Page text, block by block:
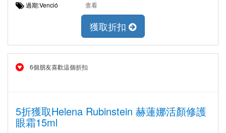
過期:Venció 查看
獲取折扣
6個朋友喜歡這個折扣
5折獲取Helena Rubinstein 赫蓮娜活顏修護
眼霜15ml